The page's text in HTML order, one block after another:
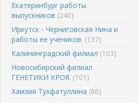
Екатеринбург работы
выпускников (240)
Иркутск - Черниговская Нина и
работы ее учеников. (137)
Калининградский филиал (103)
Новосибирский филиал
ГЕНЕТИКИ КРОЯ. (101)
Хамзия Тухфатуллина (86)